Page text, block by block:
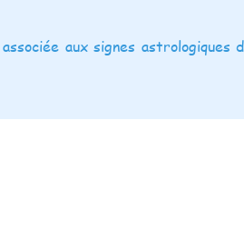
aux signes astrologiques